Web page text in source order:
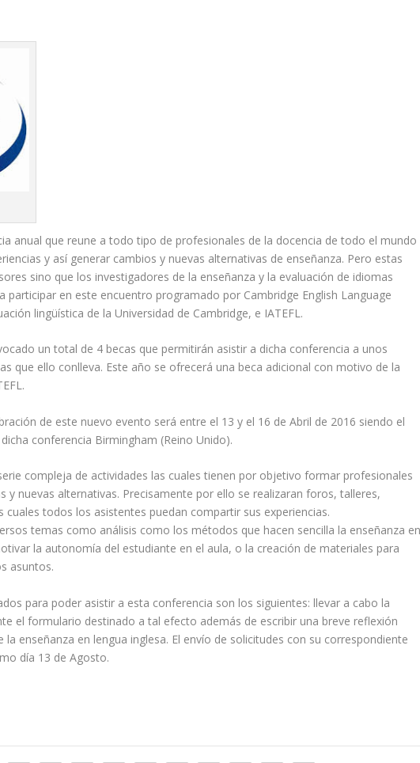
anual que reune a todo tipo de profesionales de la docencia de todo el mundo
y así generar cambios y nuevas alternativas de enseñanza. Pero estas
sino que los investigadores de la enseñanza y la evaluación de idiomas
en este encuentro programado por Cambridge English Language
lingüística de la Universidad de Cambridge, e IATEFL.
un total de 4 becas que permitirán asistir a dicha conferencia a unos
que ello conlleva. Este año se ofrecerá una beca adicional con motivo de la
de este nuevo evento será entre el 13 y el 16 de Abril de 2016 siendo el
conferencia Birmingham (Reino Unido).
compleja de actividades las cuales tienen por objetivo formar profesionales
y nuevas alternativas. Precisamente por ello se realizaran foros, talleres,
cuales todos los asistentes puedan compartir sus experiencias.
temas como análisis como los métodos que hacen sencilla la enseñanza en
la autonomía del estudiante en el aula, o la creación de materiales para
asuntos.
para poder asistir a esta conferencia son los siguientes: llevar a cabo la
el formulario destinado a tal efecto además de escribir una breve reflexión
enseñanza en lengua inglesa. El envío de solicitudes con su correspondiente
día 13 de Agosto.